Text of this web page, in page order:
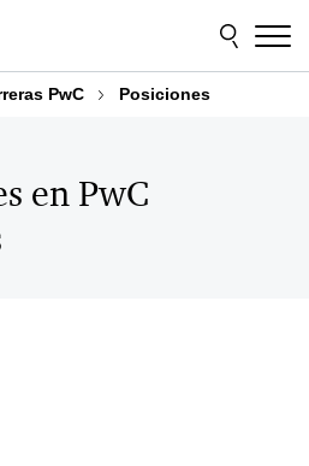
PwC Posiciones
en PwC